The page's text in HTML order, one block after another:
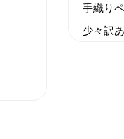
手織り
少々訳